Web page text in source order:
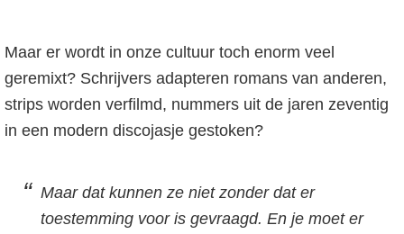
Maar er wordt in onze cultuur toch enorm veel
geremixt? Schrijvers adapteren romans van anderen,
strips worden verfilmd, nummers uit de jaren zeventig
in een modern discojasje gestoken?
Maar dat kunnen ze niet zonder dat er
toestemming voor is gevraagd. En je moet er